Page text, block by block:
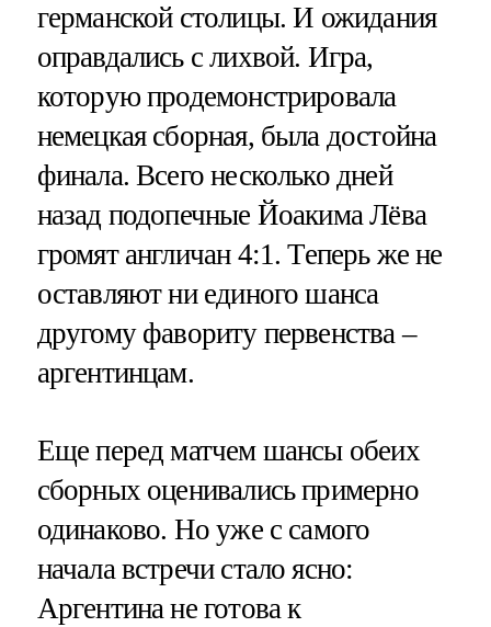
германской столицы. И ожидания
оправдались с лихвой. Игра,
которую продемонстрировала
немецкая сборная, была достойна
финала. Всего несколько дней
назад подопечные Йоакима Лёва
громят англичан 4:1. Теперь же не
оставляют ни единого шанса
другому фавориту первенства –
аргентинцам.
Еще перед матчем шансы обеих
сборных оценивались примерно
одинаково. Но уже с самого
начала встречи стало ясно:
Аргентина не готова к